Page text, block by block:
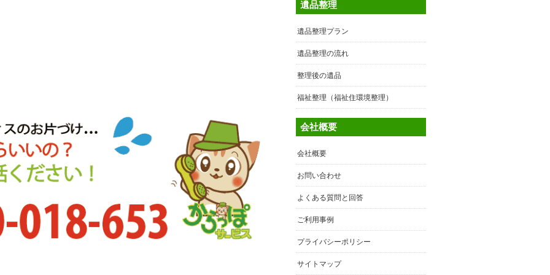
遺品整理
遺品整理プラン
遺品整理の流れ
整理後の遺品
福祉整理（福祉住環境整理）
会社概要
会社概要
お問い合わせ
よくある質問と回答
ご利用事例
プライバシーポリシー
サイトマップ